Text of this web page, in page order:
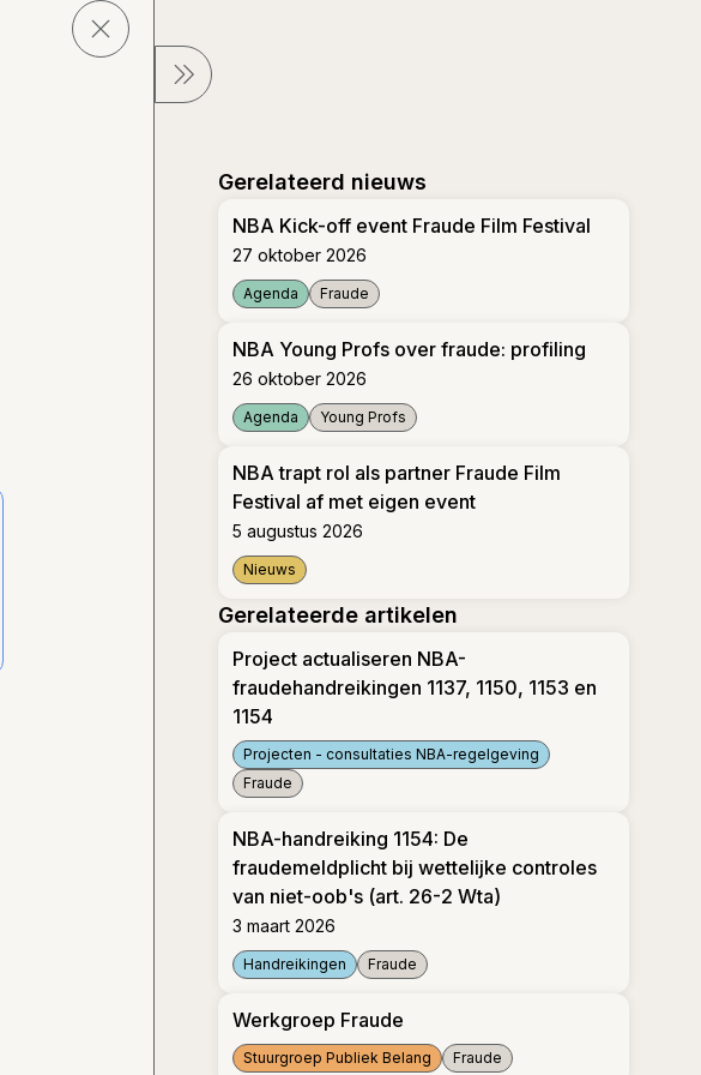
Gerelateerd nieuws
NBA Kick-off event Fraude Film Festival
27 oktober 2026
Agenda Fraude
NBA Young Profs over fraude: profiling
26 oktober 2026
Agenda Young Profs
NBA trapt rol als partner Fraude Film
Festival af met eigen event
5 augustus 2026
Nieuws
Gerelateerde artikelen
Project actualiseren NBA-
fraudehandreikingen 1137, 1150, 1153 en
1154
Projecten - consultaties NBA-regelgeving
Fraude
NBA-handreiking 1154: De
fraudemeldplicht bij wettelijke controles
van niet-oob's (art. 26-2 Wta)
3 maart 2026
Handreikingen Fraude
Werkgroep Fraude
Stuurgroep Publiek Belang Fraude